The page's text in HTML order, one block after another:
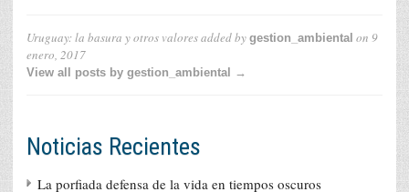
Uruguay: la basura y otros valoresadded by gestion_ambiental on 9
enero, 2017
View all posts by gestion_ambiental →
Noticias Recientes
La porfiada defensa de la vida en tiempos oscuros